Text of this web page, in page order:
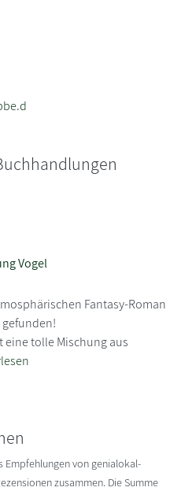
Vogel
Fantasy-Roman
tolle Mischung aus
Empfehlungen von genialokal-
zusammen. Die Summe